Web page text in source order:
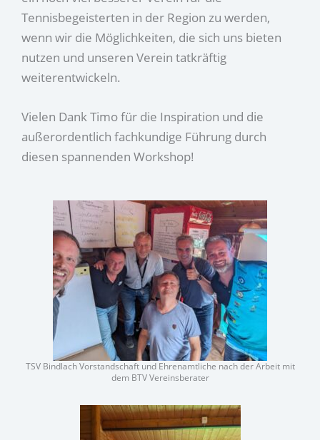
Tennisbegeisterten in der Region zu werden,
wenn wir die Möglichkeiten, die sich uns bieten
nutzen und unseren Verein tatkräftig
weiterentwickeln.
Vielen Dank Timo für die Inspiration und die
außerordentlich fachkundige Führung durch
diesen spannenden Workshop!
TSV Bindlach Vorstandschaft und Ehrenamtliche nach der Arbeit mit
dem BTV Vereinsberater